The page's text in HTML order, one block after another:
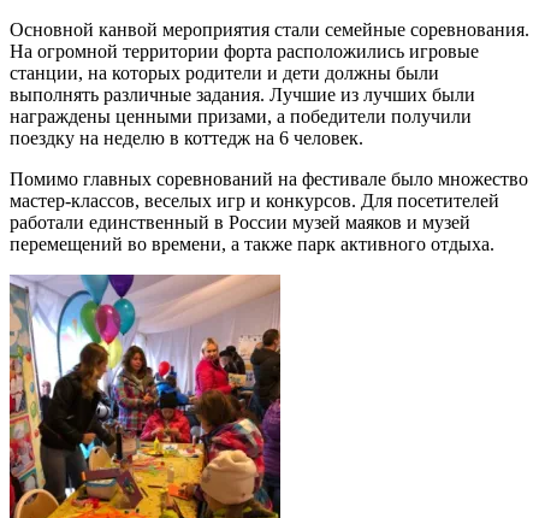
Основной канвой мероприятия стали семейные соревнования.
На огромной территории форта расположились игровые
станции, на которых родители и дети должны были
выполнять различные задания. Лучшие из лучших были
награждены ценными призами, а победители получили
поездку на неделю в коттедж на 6 человек.
Помимо главных соревнований на фестивале было множество
мастер-классов, веселых игр и конкурсов. Для посетителей
работали единственный в России музей маяков и музей
перемещений во времени, а также парк активного отдыха.